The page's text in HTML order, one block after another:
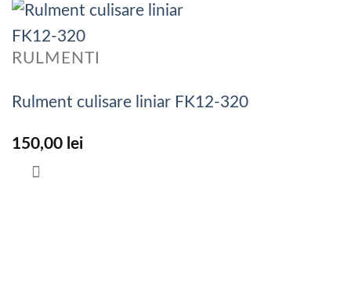
RULMENTI
Rulment culisare liniar FK12-320
150,00 lei